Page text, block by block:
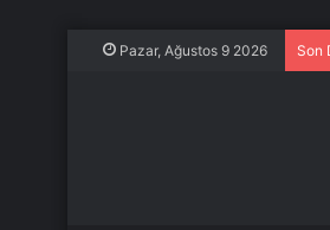
Pazar, Ağustos 9 2026 Son